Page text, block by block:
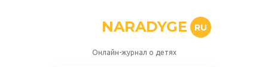
NARADYGE RU
Онлайн-журнал о детях